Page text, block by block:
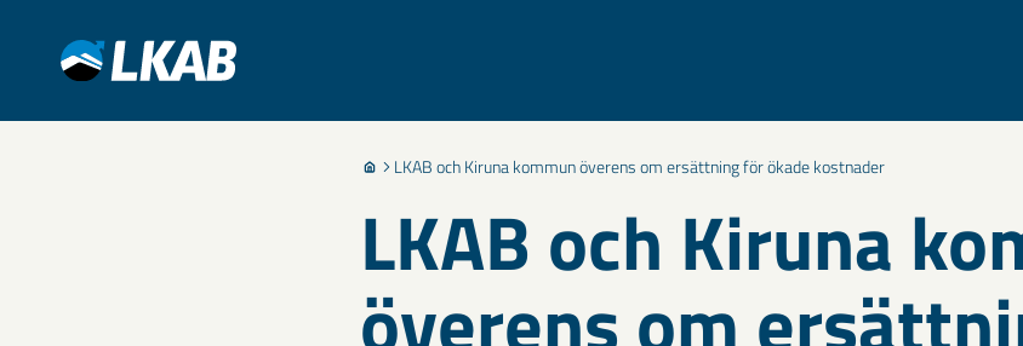
LKAB och Kiruna kommun överens om ersättning för ökade kostnader
LKAB och Kiruna